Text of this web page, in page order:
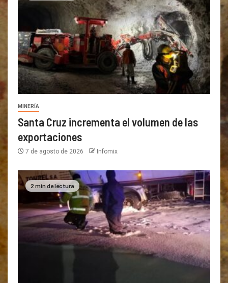
MINERÍA
Santa Cruz incrementa el volumen de las
exportaciones
7 de agosto de 2026 Infomix
2 min de lectura